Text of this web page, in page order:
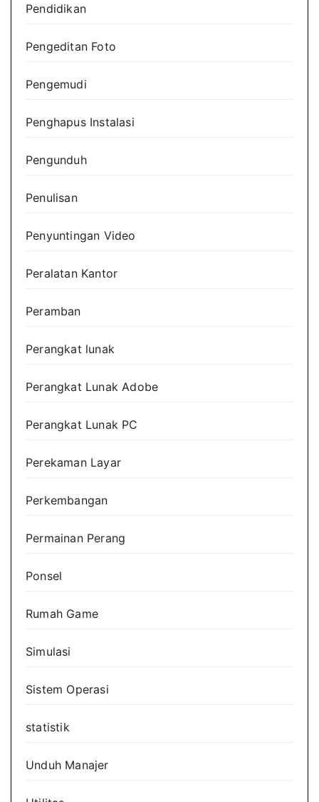
Pendidikan
Pengeditan Foto
Pengemudi
Penghapus Instalasi
Pengunduh
Penulisan
Penyuntingan Video
Peralatan Kantor
Peramban
Perangkat lunak
Perangkat Lunak Adobe
Perangkat Lunak PC
Perekaman Layar
Perkembangan
Permainan Perang
Ponsel
Rumah Game
Simulasi
Sistem Operasi
statistik
Unduh Manajer